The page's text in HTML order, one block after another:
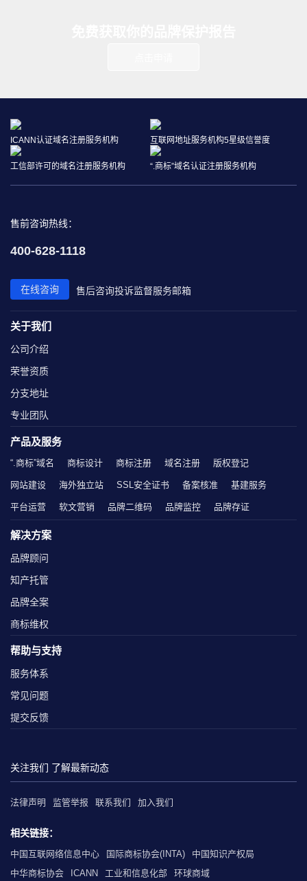
ICANN认证域名注册服务机构 互联网地址服务机构5星级信誉度
工信部许可的域名注册服务机构 “.商标”域名认证注册服务机构
售前咨询热线：
400-628-1118
在线咨询 售后咨询投诉监督服务邮箱
关于我们
公司介绍
荣誉资质
分支地址
专业团队
产品及服务
“.商标”域名 商标设计 商标注册 域名注册 版权登记
网站建设 海外独立站 SSL安全证书 备案核准 基建服务
平台运营 软文营销 品牌二维码 品牌监控 品牌存证
解决方案
品牌顾问
知产托管
品牌全案
商标维权
帮助与支持
服务体系
常见问题
提交反馈
关注我们 了解最新动态
法律声明 监管举报 联系我们 加入我们
相关链接：
中国互联网络信息中心 国际商标协会(INTA)
中国知识产权局
中华商标协会
ICANN 工业和信息化部 环球商域